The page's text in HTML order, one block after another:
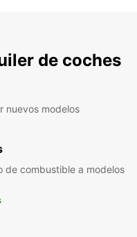
de coches
nuevos modelos
de combustible a modelos